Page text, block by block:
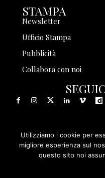
STAMPA
Newsletter
Ufficio Stampa
Pubblicità
Collabora con noi
© 1999 - 2025 Storia in
IVA
Utilizziamo i cookie per
migliore esperienza sul
questo sito noi